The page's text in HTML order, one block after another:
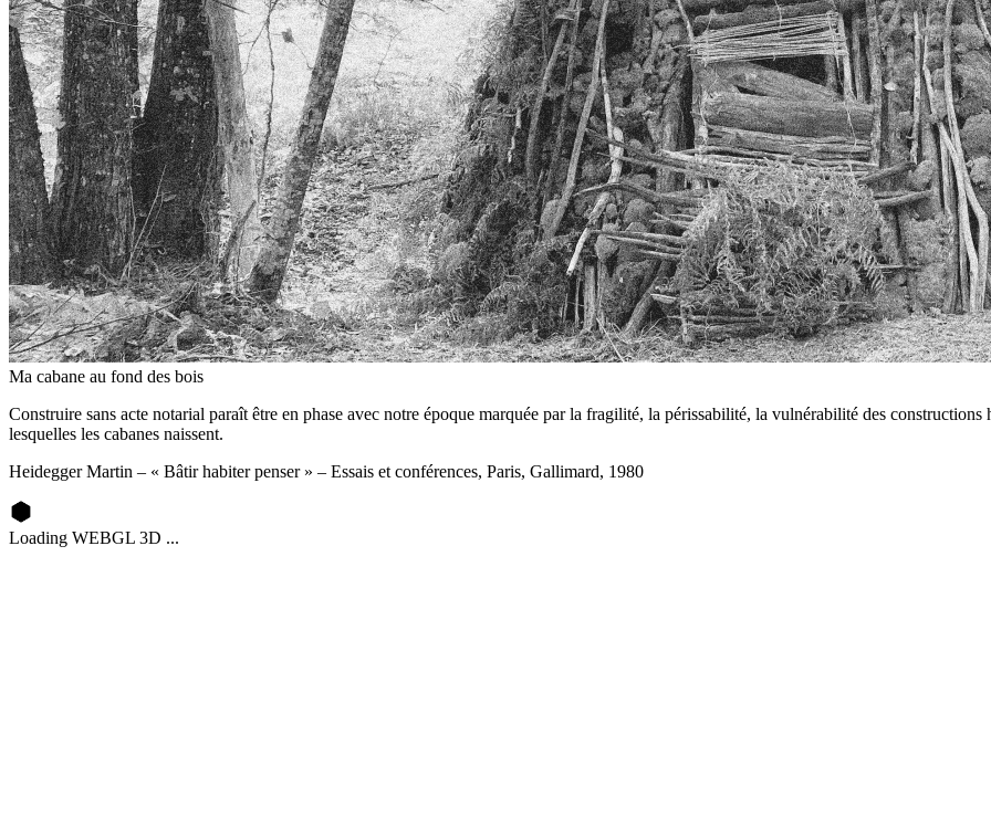
Ma cabane au fond des bois
Construire sans acte notarial paraît être en phase avec notre époque marquée par la fragilité, la périssabilité, la vulnérabilité des
lesquelles les cabanes naissent.
Heidegger Martin – « Bâtir habiter penser » – Essais et conférences, Paris, Gallimard, 1980
Loading WEBGL 3D ...